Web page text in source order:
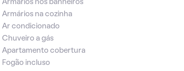
Armários nos banheiros
Armários na cozinha
Ar condicionado
Chuveiro a gás
Apartamento cobertura
Fogão incluso